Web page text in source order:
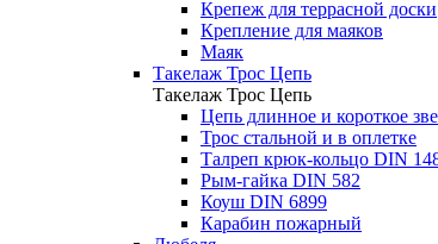
Крепеж для террасной доски
Крепление для маяков
Маяк
Такелаж Трос Цепь
Такелаж Трос Цепь
Цепь длинное и короткое
Трос стальной и в оплетке
Талреп крюк-кольцо DIN
Рым-гайка DIN 582
Коуш DIN 6899
Карабин пожарный